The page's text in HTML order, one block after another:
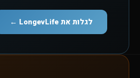
לגלות את LongevLife ←